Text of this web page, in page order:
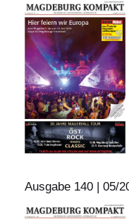
Ausgabe 140 | 05/